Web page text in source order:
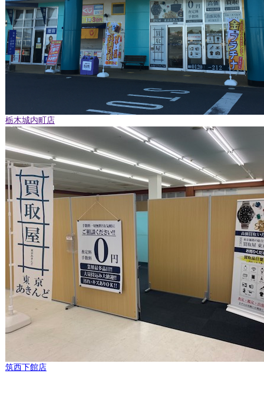
栃木城内町店
筑西下館店